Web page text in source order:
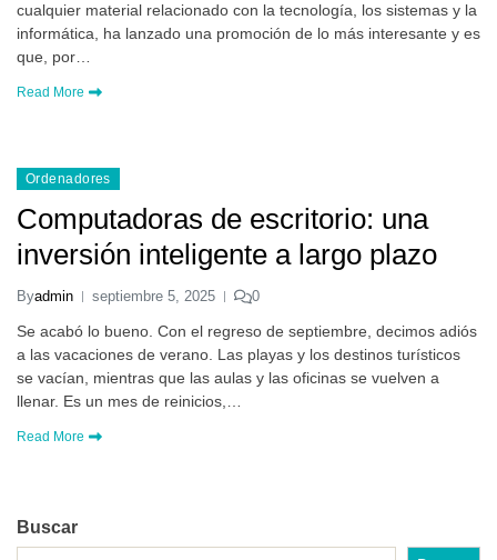
cualquier material relacionado con la tecnología, los sistemas y la
informática, ha lanzado una promoción de lo más interesante y es
que, por…
Read More
Ordenadores
Computadoras de escritorio: una
inversión inteligente a largo plazo
Byadmin septiembre 5, 2025 0
Se acabó lo bueno. Con el regreso de septiembre, decimos adiós
a las vacaciones de verano. Las playas y los destinos turísticos
se vacían, mientras que las aulas y las oficinas se vuelven a
llenar. Es un mes de reinicios,…
Read More
Buscar